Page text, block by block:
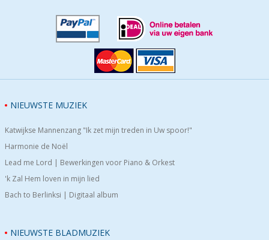
NIEUWSTE MUZIEK
Katwijkse Mannenzang "Ik zet mijn treden in Uw spoor!"
Harmonie de Noël
Lead me Lord | Bewerkingen voor Piano & Orkest
'k Zal Hem loven in mijn lied
Bach to Berlinksi | Digitaal album
NIEUWSTE BLADMUZIEK